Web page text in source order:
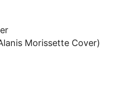
Morissette Cover)